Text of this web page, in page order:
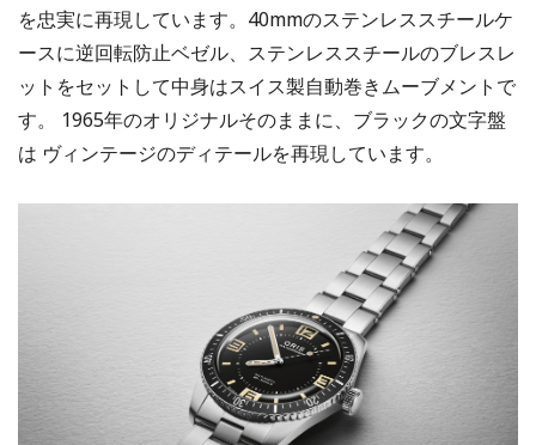
を忠実に再現しています。40mmのステンレススチールケ
ースに逆回転防止ベゼル、ステンレススチールのブレスレ
ットをセットして中身はスイス製自動巻きムーブメントで
す。 1965年のオリジナルそのままに、ブラックの文字盤
は ヴィンテージのディテールを再現しています。